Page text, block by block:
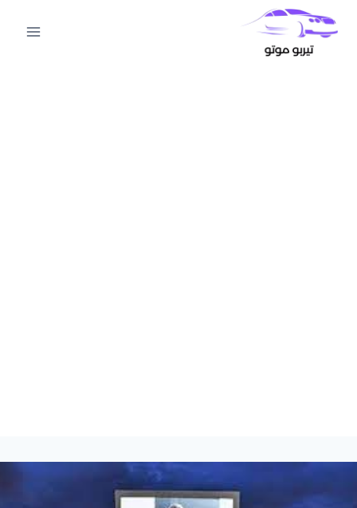
التجاوز
إلى
المحتوى